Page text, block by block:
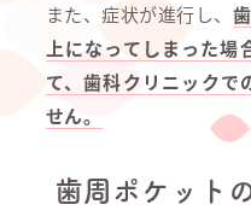
また、症状が進行し、
上になってしまった
て、歯科クリニックで
せん。
歯周ポケット